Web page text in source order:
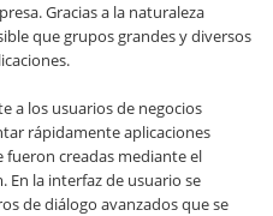
Gracias a la naturaleza
que grupos grandes y diversos
a los usuarios de negocios
rápidamente aplicaciones
creadas mediante el
En la interfaz de usuario se
de diálogo avanzados que se